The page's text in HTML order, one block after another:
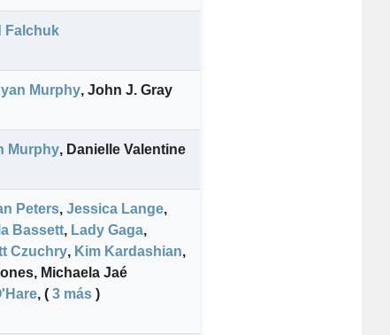
Falchuk
Murphy, John J. Gray
Murphy, Danielle Valentine
Peters, Jessica Lange,
Bassett, Lady Gaga,
Czuchry, Kim Kardashian,
, Michaela Jaé
, ( 3 más )